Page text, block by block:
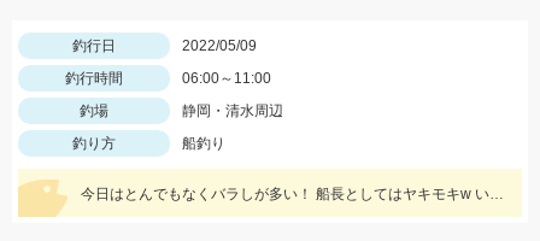
釣行日
2022/05/09
釣行時間
06:00～11:00
釣場
静岡・清水周辺
釣り方
船釣り
今日はとんでもなくバラしが多い！ 船長としてはヤキモキw いっ時ハマった流しでバタバタタイム バラし20回以上！